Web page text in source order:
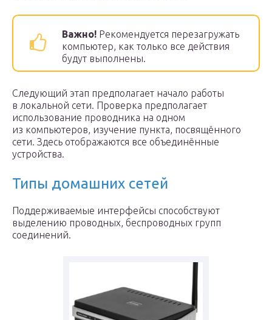
Важно! Рекомендуется перезагружать
компьютер, как только все действия
будут выполнены.
Следующий этап предполагает начало работы
в локальной сети. Проверка предполагает
использование проводника на одном
из компьютеров, изучение пункта, посвящённого
сети. Здесь отображаются все объединённые
устройства.
Типы домашних сетей
Поддерживаемые интерфейсы способствуют
выделению проводных, беспроводных групп
соединений.